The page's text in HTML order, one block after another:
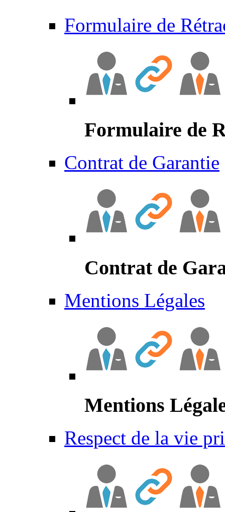
Formulaire de
Formulaire de
Contrat de Garantie
Contrat de
Mentions Légales
Mentions
Respect de la vie